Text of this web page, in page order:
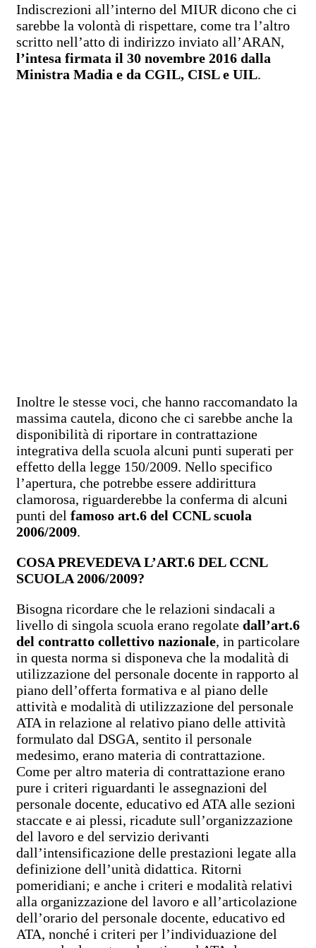
Indiscrezioni all’interno del MIUR dicono che ci
sarebbe la volontà di rispettare, come tra l’altro
scritto nell’atto di indirizzo inviato all’ARAN,
l’intesa firmata il 30 novembre 2016 dalla
Ministra Madia e da CGIL, CISL e UIL.
Inoltre le stesse voci, che hanno raccomandato la
massima cautela, dicono che ci sarebbe anche la
disponibilità di riportare in contrattazione
integrativa della scuola alcuni punti superati per
effetto della legge 150/2009. Nello specifico
l’apertura, che potrebbe essere addirittura
clamorosa, riguarderebbe la conferma di alcuni
punti del famoso art.6 del CCNL scuola
2006/2009.
COSA PREVEDEVA L’ART.6 DEL CCNL
SCUOLA 2006/2009?
Bisogna ricordare che le relazioni sindacali a
livello di singola scuola erano regolate dall’art.6
del contratto collettivo nazionale, in particolare
in questa norma si disponeva che la modalità di
utilizzazione del personale docente in rapporto al
piano dell’offerta formativa e al piano delle
attività e modalità di utilizzazione del personale
ATA in relazione al relativo piano delle attività
formulato dal DSGA, sentito il personale
medesimo, erano materia di contrattazione.
Come per altro materia di contrattazione erano
pure i criteri riguardanti le assegnazioni del
personale docente, educativo ed ATA alle sezioni
staccate e ai plessi, ricadute sull’organizzazione
del lavoro e del servizio derivanti
dall’intensificazione delle prestazioni legate alla
definizione dell’unità didattica. Ritorni
pomeridiani; e anche i criteri e modalità relativi
alla organizzazione del lavoro e all’articolazione
dell’orario del personale docente, educativo ed
ATA, nonché i criteri per l’individuazione del